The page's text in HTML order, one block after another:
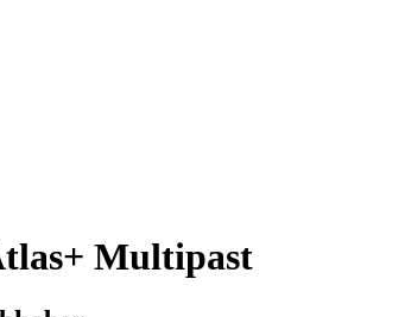
Multipast